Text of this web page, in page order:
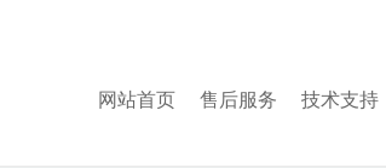
网站首页 售后服务 技术支持